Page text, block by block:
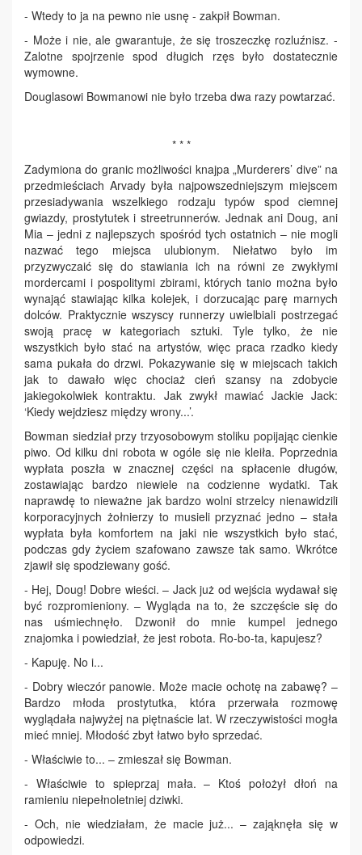
- Wtedy to ja na pewno nie usnę - zakpił Bowman.
- Może i nie, ale gwarantuje, że się troszeczkę rozluźnisz. -
Zalotne spojrzenie spod długich rzęs było dostatecznie
wymowne.
Douglasowi Bowmanowi nie było trzeba dwa razy powtarzać.
* * *
Zadymiona do granic możliwości knajpa „Murderers’ dive” na
przedmieściach Arvady była najpowszedniejszym miejscem
przesiadywania wszelkiego rodzaju typów spod ciemnej
gwiazdy, prostytutek i streetrunnerów. Jednak ani Doug, ani
Mia – jedni z najlepszych spośród tych ostatnich – nie mogli
nazwać tego miejsca ulubionym. Niełatwo było im
przyzwyczaić się do stawiania ich na równi ze zwykłymi
mordercami i pospolitymi zbirami, których tanio można było
wynająć stawiając kilka kolejek, i dorzucając parę marnych
dolców. Praktycznie wszyscy runnerzy uwielbiali postrzegać
swoją pracę w kategoriach sztuki. Tyle tylko, że nie
wszystkich było stać na artystów, więc praca rzadko kiedy
sama pukała do drzwi. Pokazywanie się w miejscach takich
jak to dawało więc chociaż cień szansy na zdobycie
jakiegokolwiek kontraktu. Jak zwykł mawiać Jackie Jack:
‘Kiedy wejdziesz między wrony...’.
Bowman siedział przy trzyosobowym stoliku popijając cienkie
piwo. Od kilku dni robota w ogóle się nie kleiła. Poprzednia
wypłata poszła w znacznej części na spłacenie długów,
zostawiając bardzo niewiele na codzienne wydatki. Tak
naprawdę to nieważne jak bardzo wolni strzelcy nienawidzili
korporacyjnych żołnierzy to musieli przyznać jedno – stała
wypłata była komfortem na jaki nie wszystkich było stać,
podczas gdy życiem szafowano zawsze tak samo. Wkrótce
zjawił się spodziewany gość.
- Hej, Doug! Dobre wieści. – Jack już od wejścia wydawał się
być rozpromieniony. – Wygląda na to, że szczęście się do
nas uśmiechnęło. Dzwonił do mnie kumpel jednego
znajomka i powiedział, że jest robota. Ro-bo-ta, kapujesz?
- Kapuję. No i...
- Dobry wieczór panowie. Może macie ochotę na zabawę? –
Bardzo młoda prostytutka, która przerwała rozmowę
wyglądała najwyżej na piętnaście lat. W rzeczywistości mogła
mieć mniej. Młodość zbyt łatwo było sprzedać.
- Właściwie to... – zmieszał się Bowman.
- Właściwie to spieprzaj mała. – Ktoś położył dłoń na
ramieniu niepełnoletniej dziwki.
- Och, nie wiedziałam, że macie już... – zająknęła się w
odpowiedzi.